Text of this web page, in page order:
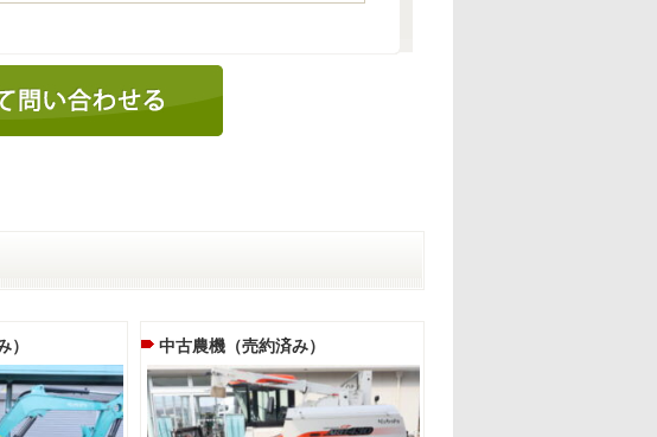
） 中古農機（売約済み）